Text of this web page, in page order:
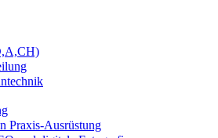
Praxis-Ausrüstung